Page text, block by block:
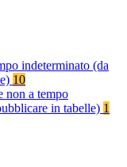
indeterminato (da
10
non a tempo
in tabelle) 1